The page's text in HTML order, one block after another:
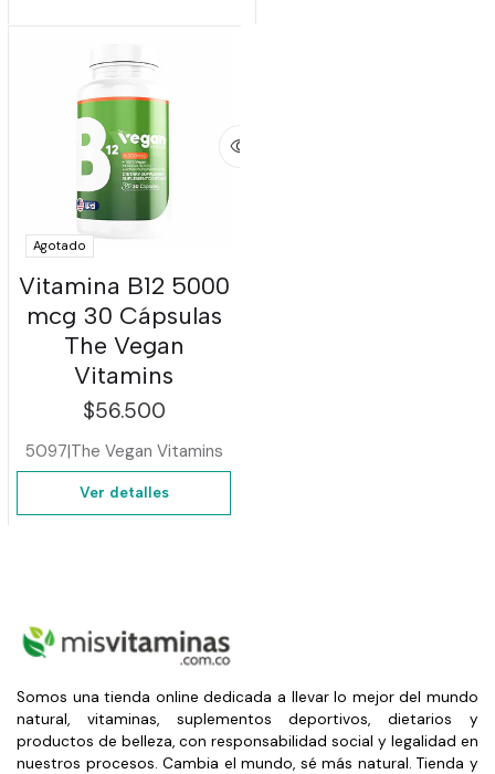
Agotado
Vitamina B12 5000
mcg 30 Cápsulas
The Vegan
Vitamins
$56.500
5097|The Vegan Vitamins
Ver detalles
Somos una tienda online dedicada a llevar lo mejor del mundo
natural, vitaminas, suplementos deportivos, dietarios y
productos de belleza, con responsabilidad social y legalidad en
nuestros procesos. Cambia el mundo, sé más natural. Tienda y